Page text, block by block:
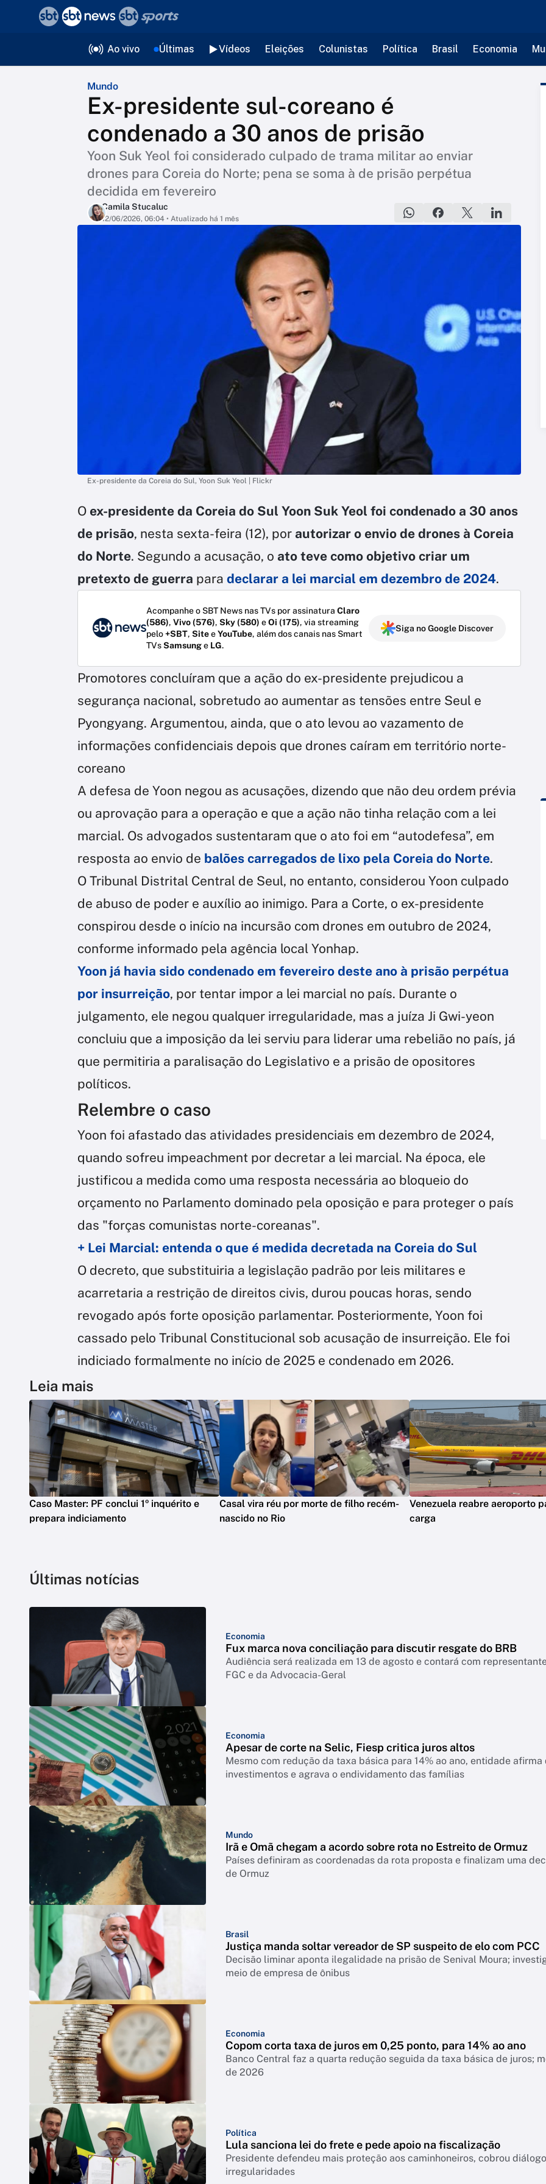
Ao vivo Últimas Vídeos Eleições Colunistas Política Brasil Economia
Mundo
Ex-presidente sul-coreano é
condenado a 30 anos de prisão
Yoon Suk Yeol foi considerado culpado de trama militar ao enviar
drones para Coreia do Norte; pena se soma à de prisão perpétua
decidida em fevereiro
Camila Stucaluc
12/06/2026, 06:04 • Atualizado há 1 mês
Ex-presidente da Coreia do Sul, Yoon Suk Yeol | Flickr
O ex-presidente da Coreia do Sul Yoon Suk Yeol foi condenado a 30 anos
de prisão, nesta sexta-feira (12), por autorizar o envio de drones à Coreia
do Norte. Segundo a acusação, o ato teve como objetivo criar um
pretexto de guerra para declarar a lei marcial em dezembro de 2024.
Acompanhe o SBT News nas TVs por assinatura Claro
(586), Vivo (576), Sky (580) eOi (175), via streaming
pelo+SBT, SiteeYouTube, além dos canais nas Smart
TVsSamsunge LG.
Siga no Google Discover
Promotores concluíram que a ação do ex-presidente prejudicou a
segurança nacional, sobretudo ao aumentar as tensões entre Seul e
Pyongyang. Argumentou, ainda, que o ato levou ao vazamento de
informações confidenciais depois que drones caíram em território norte-
coreano
A defesa de Yoon negou as acusações, dizendo que não deu ordem prévia
ou aprovação para a operação e que a ação não tinha relação com a lei
marcial. Os advogados sustentaram que o ato foi em “autodefesa”, em
resposta ao envio de balões carregados de lixo pela Coreia do Norte.
O Tribunal Distrital Central de Seul, no entanto, considerou Yoon culpado
de abuso de poder e auxílio ao inimigo. Para a Corte, o ex-presidente
conspirou desde o início na incursão com drones em outubro de 2024,
conforme informado pela agência local Yonhap.
Yoon já havia sido condenado em fevereiro deste ano à prisão perpétua
por insurreição, por tentar impor a lei marcial no país. Durante o
julgamento, ele negou qualquer irregularidade, mas a juíza Ji Gwi-yeon
concluiu que a imposição da lei serviu para liderar uma rebelião no país, já
que permitiria a paralisação do Legislativo e a prisão de opositores
políticos.
Relembre o caso
Yoon foi afastado das atividades presidenciais em dezembro de 2024,
quando sofreu impeachment por decretar a lei marcial. Na época, ele
justificou a medida como uma resposta necessária ao bloqueio do
orçamento no Parlamento dominado pela oposição e para proteger o país
das "forças comunistas norte-coreanas".
+ Lei Marcial: entenda o que é medida decretada na Coreia do Sul
O decreto, que substituiria a legislação padrão por leis militares e
acarretaria a restrição de direitos civis, durou poucas horas, sendo
revogado após forte oposição parlamentar. Posteriormente, Yoon foi
cassado pelo Tribunal Constitucional sob acusação de insurreição. Ele foi
indiciado formalmente no início de 2025 e condenado em 2026.
Leia mais
Caso Master: PF conclui 1º inquérito e
prepara indiciamento
Casal vira réu por morte de filho recém-
nascido no Rio
Venezuela reabre aeroporto
carga
Últimas notícias
Economia
Fux marca nova conciliação para discutir resgate do BRB
Audiência será realizada em 13 de agosto e contará com
FGC e da Advocacia-Geral
Economia
Apesar de corte na Selic, Fiesp critica juros altos
Mesmo com redução da taxa básica para 14% ao ano, entidade
investimentos e agrava o endividamento das famílias
Mundo
Irã e Omã chegam a acordo sobre rota no Estreito de Ormuz
Países definiram as coordenadas da rota proposta e finalizam uma
de Ormuz
Brasil
Justiça manda soltar vereador de SP suspeito de elo com PCC
Decisão liminar aponta ilegalidade na prisão de Senival Moura;
meio de empresa de ônibus
Economia
Copom corta taxa de juros em 0,25 ponto, para 14% ao ano
Banco Central faz a quarta redução seguida da taxa básica de juros;
de 2026
Política
Lula sanciona lei do frete e pede apoio na fiscalização
Presidente defendeu mais proteção aos caminhoneiros, cobrou
irregularidades
voltar
Editorias